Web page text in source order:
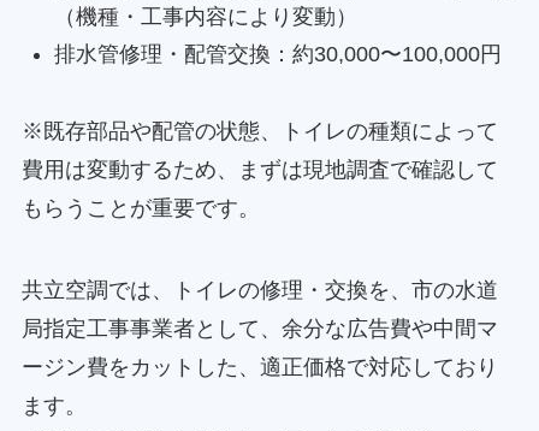
（機種・工事内容により変動）
排水管修理・配管交換：約30,000〜100,000円
※既存部品や配管の状態、トイレの種類によって
費用は変動するため、まずは現地調査で確認して
もらうことが重要です。
共立空調では、トイレの修理・交換を、市の水道
局指定工事事業者として、余分な広告費や中間マ
ージン費をカットした、適正価格で対応しており
ます。